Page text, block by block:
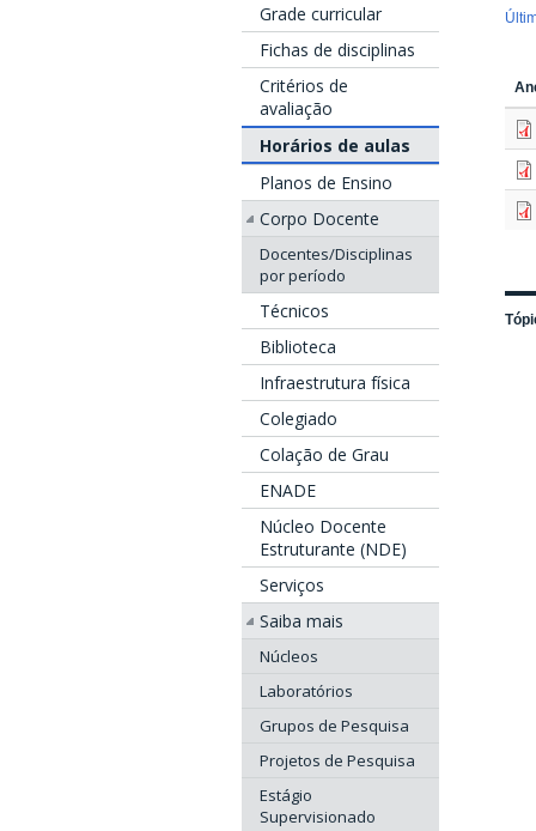
Grade curricular
Fichas de disciplinas
Critérios de
avaliação
Horários de aulas
Planos de Ensino
Corpo Docente
Docentes/Disciplinas
por período
Técnicos
Biblioteca
Infraestrutura física
Colegiado
Colação de Grau
ENADE
Núcleo Docente
Estruturante (NDE)
Serviços
Saiba mais
Núcleos
Laboratórios
Grupos de Pesquisa
Projetos de Pesquisa
Estágio
Supervisionado